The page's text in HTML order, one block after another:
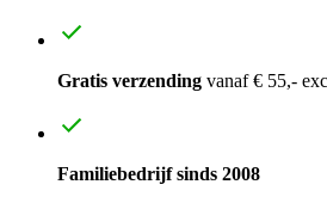
Gratis verzending vanaf € 55,-
Familiebedrijf sinds 2008